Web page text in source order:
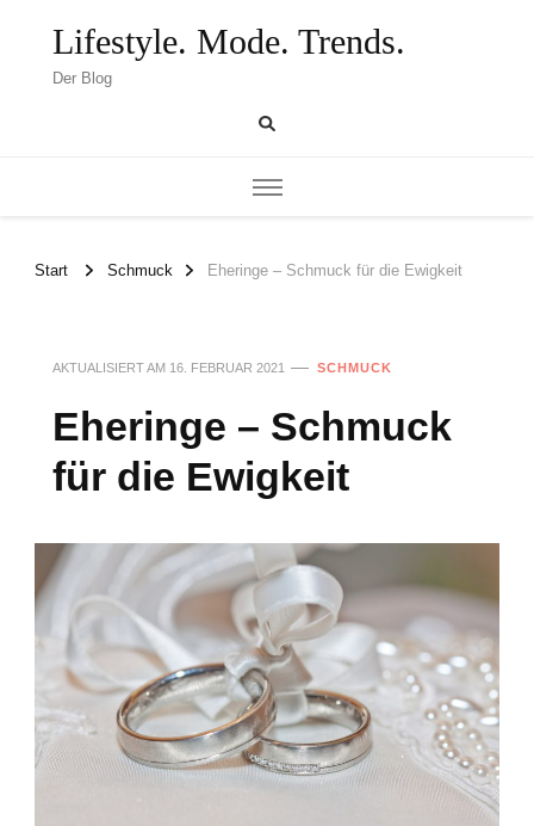
Lifestyle. Mode. Trends.
Der Blog
Start Schmuck Eheringe – Schmuck für die Ewigkeit
AKTUALISIERT AM 16. FEBRUAR 2021 SCHMUCK
Eheringe – Schmuck
für die Ewigkeit